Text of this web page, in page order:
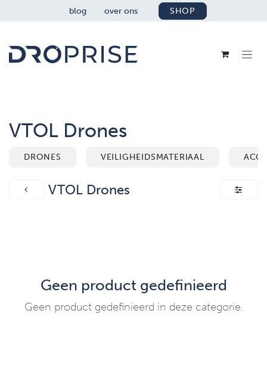
OVERSLAAN NAAR INHOUD
blog over ons SHOP
VTOL Drones
DRONES VEILIGHEIDSMATERIAAL
VTOL Drones
Geen product gedefinieerd
Geen product gedefinieerd in deze categorie.